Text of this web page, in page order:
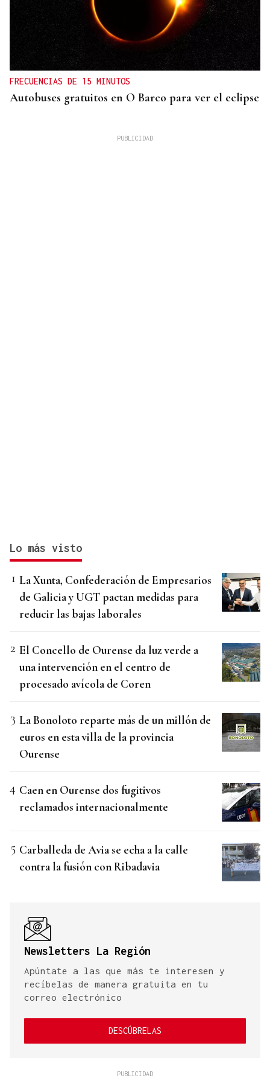
FRECUENCIAS DE 15 MINUTOS
Autobuses gratuitos en O Barco para ver el eclipse
Lo más visto
La Xunta, Confederación de Empresarios
de Galicia y UGT pactan medidas para
reducir las bajas laborales
El Concello de Ourense da luz verde a
una intervención en el centro de
procesado avícola de Coren
La Bonoloto reparte más de un millón de
euros en esta villa de la provincia
Ourense
Caen en Ourense dos fugitivos
reclamados internacionalmente
Carballeda de Avia se echa a la calle
contra la fusión con Ribadavia
Newsletters La Región
Apúntate a las que más te interesen y
recíbelas de manera gratuita en tu
correo electrónico
DESCÚBRELAS